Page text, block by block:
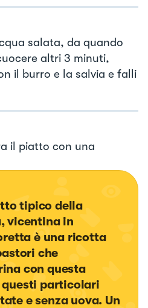
salata, da quando
altri 3 minuti,
il burro e la salvia e falli
il piatto con una
tipico della
vicentina in
è una ricotta
che
con questa
particolari
e senza uova. Un